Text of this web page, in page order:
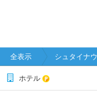
ェ
ン
オ
全表示 シュタイナウ
ホテル